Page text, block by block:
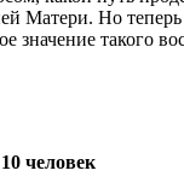
Матери. Но теперь
значение такого
человек